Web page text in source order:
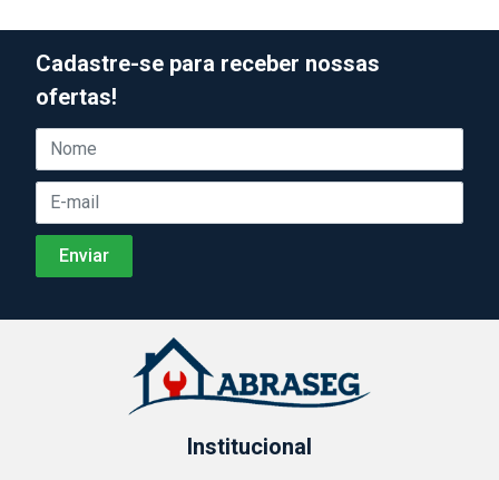
Cadastre-se para receber nossas
ofertas!
Institucional